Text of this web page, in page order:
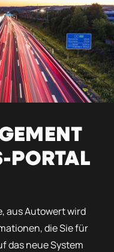
PORTAL
aus Autowert wird
die Sie für
das neue System